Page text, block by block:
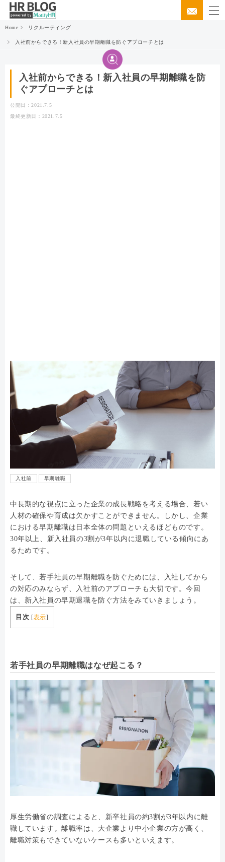
Home リクルーティング
入社前からできる！新入社員の早期離職を防ぐアプローチとは
入社前からできる！新入社員の早期離職を防
ぐアプローチとは
公開日：2021.7.5
最終更新日：2021.7.5
入社前 早期離職
中長期的な視点に立った企業の成長戦略を考える場合、若い
人材の確保や育成は欠かすことができません。しかし、企業
における早期離職は日本全体の問題といえるほどものです。
30年以上、新入社員の3割が3年以内に退職している傾向にあ
るためです。
そして、若手社員の早期離職を防ぐためには、入社してから
の対応のみならず、入社前のアプローチも大切です。今回
は、新入社員の早期退職を防ぐ方法をみていきましょう。
目次 [表示]
若手社員の早期離職はなぜ起こる？
厚生労働省の調査によると、新卒社員の約3割が3年以内に離
職しています。離職率は、大企業より中小企業の方が高く、
離職対策もできていないケースも多いといえます。